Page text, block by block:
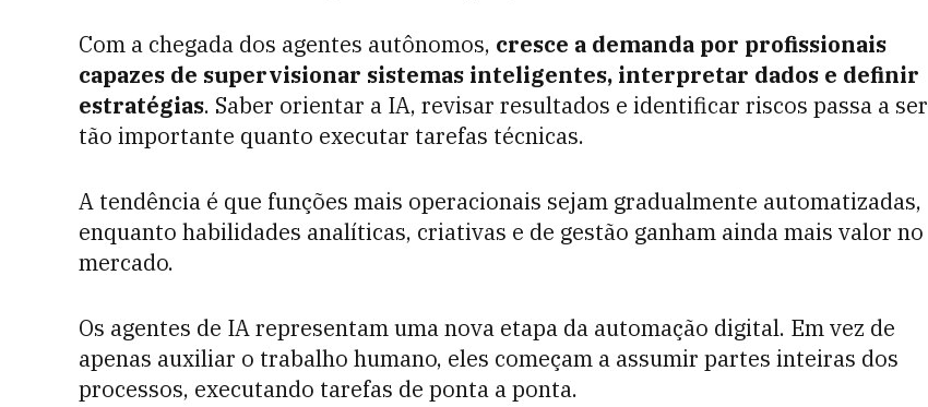
Com a chegada dos agentes autônomos, cresce a demanda por profissionais
capazes de supervisionar sistemas inteligentes, interpretar dados e definir
estratégias. Saber orientar a IA, revisar resultados e identificar riscos passa a ser
tão importante quanto executar tarefas técnicas.
A tendência é que funções mais operacionais sejam gradualmente automatizadas,
enquanto habilidades analíticas, criativas e de gestão ganham ainda mais valor no
mercado.
Os agentes de IA representam uma nova etapa da automação digital. Em vez de
apenas auxiliar o trabalho humano, eles começam a assumir partes inteiras dos
processos, executando tarefas de ponta a ponta.